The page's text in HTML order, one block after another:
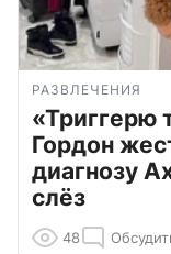
РАЗВЛЕЧЕНИЯ
«Триггерю
Гордон
диагнозу
слёз
48